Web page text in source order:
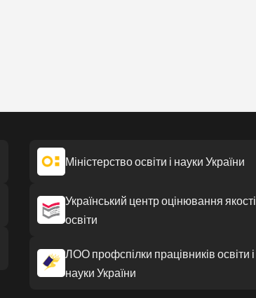
Міністерство освіти і науки України
Український центр оцінювання якості
освіти
ЛОО профспілки працівників освіти і
науки України